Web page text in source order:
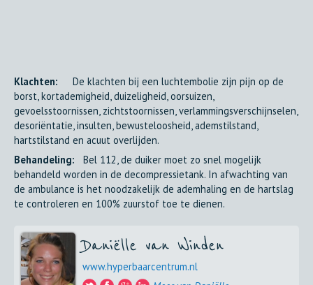
Klachten: De klachten bij een luchtembolie zijn pijn op de
borst, kortademigheid, duizeligheid, oorsuizen,
gevoelsstoornissen, zichtstoornissen, verlammingsverschijnselen,
desoriëntatie, insulten, bewusteloosheid, ademstilstand,
hartstilstand en acuut overlijden.
Behandeling: Bel 112, de duiker moet zo snel mogelijk
behandeld worden in de decompressietank. In afwachting van
de ambulance is het noodzakelijk de ademhaling en de hartslag
te controleren en 100% zuurstof toe te dienen.
Daniëlle van Winden
www.hyperbaarcentrum.nl